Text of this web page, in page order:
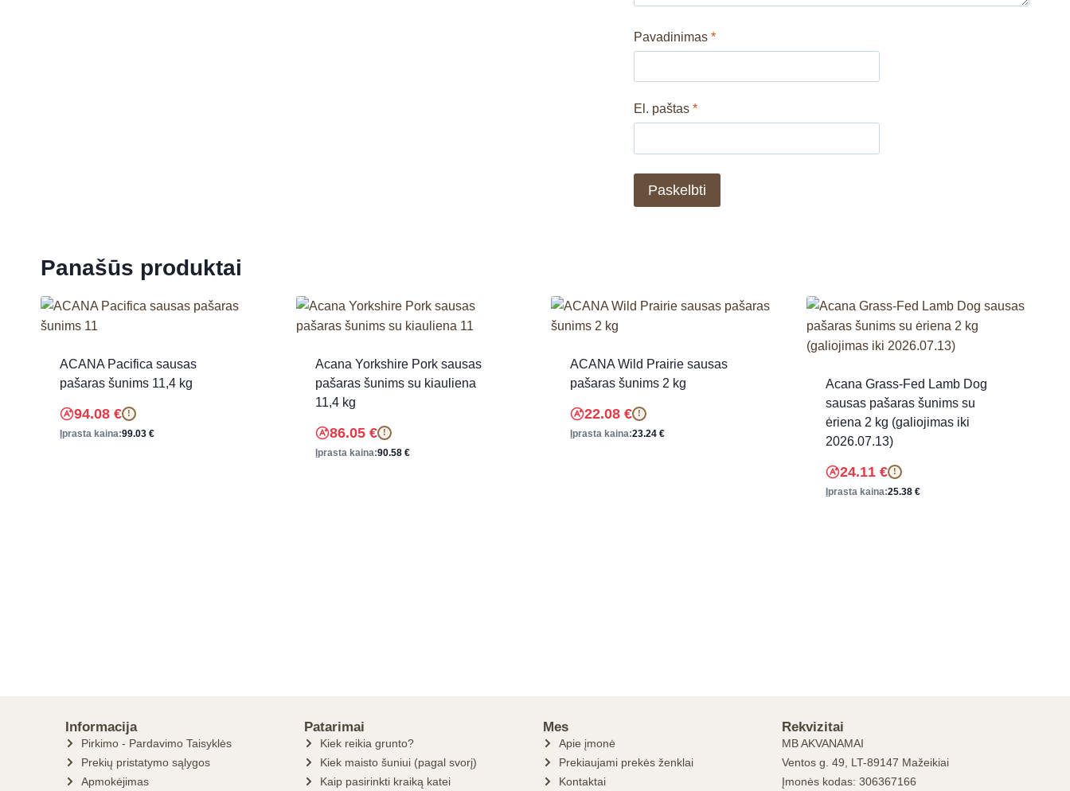
Pavadinimas*
El. paštas*
Panašūs produktai
ACANA Pacifica sausas
pašaras šunims 11,4 kg
94.08 € !
Įprasta kaina:99.03 €
Acana Yorkshire Pork sausas
pašaras šunims su kiauliena
11,4 kg
86.05 € !
Įprasta kaina:90.58 €
ACANA Wild Prairie sausas
pašaras šunims 2 kg
22.08 € !
Įprasta kaina:23.24 €
Acana Grass-Fed Lamb Dog
sausas pašaras šunims su
ėriena 2 kg (galiojimas iki
2026.07.13)
24.11 € !
Įprasta kaina:25.38 €
Informacija
Pirkimo - Pardavimo Taisyklės
Prekių pristatymo sąlygos
Apmokėjimas
Patarimai
Kiek reikia grunto?
Kiek maisto šuniui (pagal svorį)
Kaip pasirinkti kraiką katei
Mes
Apie įmonė
Prekiaujami prekės ženklai
Kontaktai
Rekvizitai
MB AKVANAMAI
Ventos g. 49, LT-89147 Mažeikiai
Įmonės kodas: 306367166